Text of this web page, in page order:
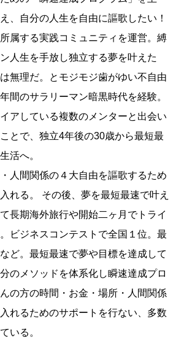
、自分の人生を自由に謳歌したい！
属する実践コミュニティを運営。縛
人生を手放し独立する夢を叶えた
無理だ。とモジモジ歯がゆい不自由
間のサラリーマン暗黒時代を経験。
アしている複数のメンターと出会い
とで、独立4年後の30歳から最短最
活へ。
人間関係の４大自由を謳歌するため
れる。 その後、夢を最短最速で叶え
長期海外旅行や開始二ヶ月でトライ
ビジネスコンテストで全国１位。最
ど。最短最速で夢や目標を達成して
のメソッドを体系化し瞬速達成プロ
の方の時間・お金・場所・人間関係
れるためのサポートを行ない、多数
いる。